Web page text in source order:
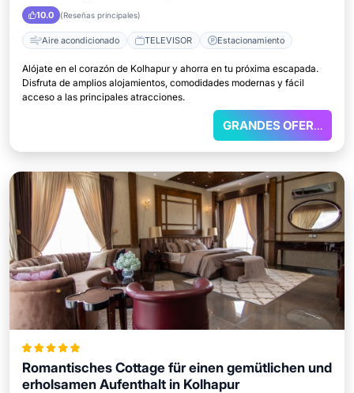
10.0 (Reseñas principales)
Aire acondicionado TELEVISOR Estacionamiento
Alójate en el corazón de Kolhapur y ahorra en tu próxima escapada.
Disfruta de amplios alojamientos, comodidades modernas y fácil
acceso a las principales atracciones.
GRANDES OFERTAS
Romantisches Cottage für einen gemütlichen und
erholsamen Aufenthalt in Kolhapur